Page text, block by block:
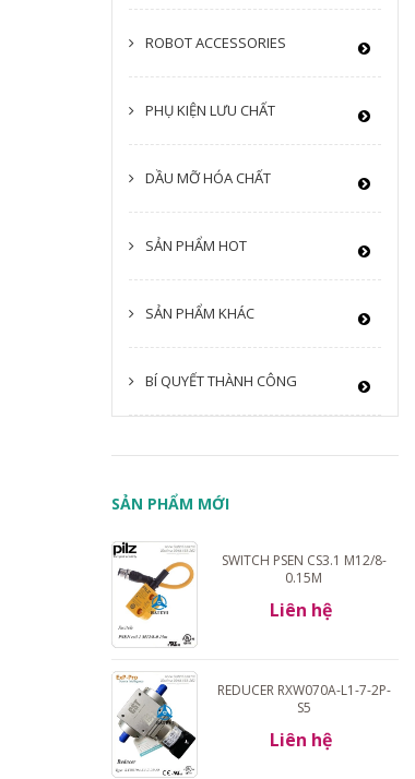
ROBOT ACCESSORIES
PHỤ KIỆN LƯU CHẤT
DẦU MỠ HÓA CHẤT
SẢN PHẨM HOT
SẢN PHẨM KHÁC
BÍ QUYẾT THÀNH CÔNG
SẢN PHẨM MỚI
SWITCH PSEN CS3.1 M12/8-
0.15M
Liên hệ
REDUCER RXW070A-L1-7-2P-
S5
Liên hệ